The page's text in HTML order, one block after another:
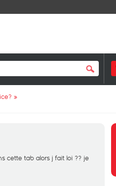
»
cette tab alors j fait loi ?? je